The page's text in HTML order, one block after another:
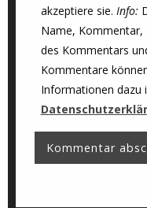
akzeptiere sie. Info:
Name, Kommentar,
des Kommentars
Kommentare
Informationen dazu